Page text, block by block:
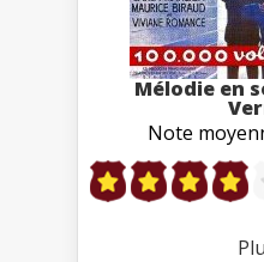
Mélodie en
Note